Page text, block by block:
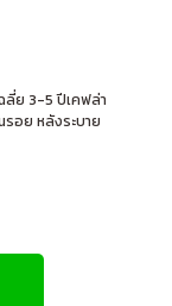
ลี่ย 3-5 ปีเคฟล่า
รอย หลังระบาย